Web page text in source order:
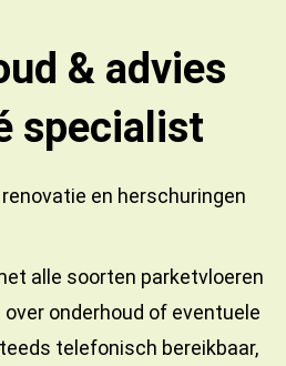
& advies
specialist
renovatie en herschuringen
alle soorten parketvloeren
onderhoud of eventuele
telefonisch bereikbaar,